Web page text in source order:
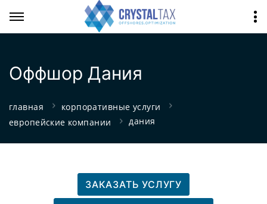
Оффшор Дания
главная
корпоративные услуги
европейские компании
дания
ЗАКАЗАТЬ УСЛУГУ